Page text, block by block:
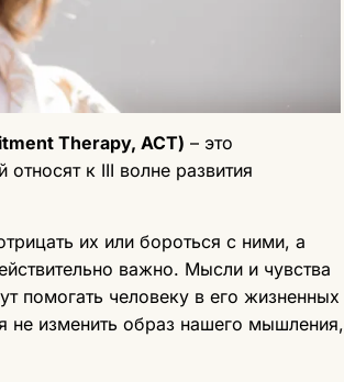
Therapy, ACT) – это
к III волне развития
их или бороться с ними, а
важно. Мысли и чувства
помогать человеку в его жизненных
изменить образ нашего мышления,